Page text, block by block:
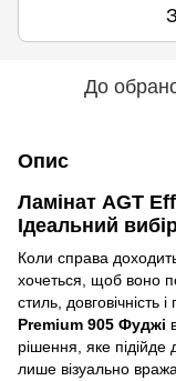
До
Опис
Ламінат AGT
Ідеальний
Коли справа
хочеться, щоб воно
стиль, довговічність
Premium 905 Фуджі
рішення, яке підійде
лише візуально